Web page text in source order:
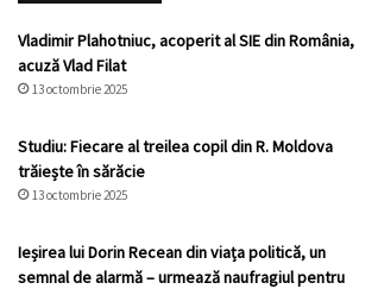
Vladimir Plahotniuc, acoperit al SIE din România,
acuză Vlad Filat
13 octombrie 2025
Studiu: Fiecare al treilea copil din R. Moldova
trăiește în sărăcie
13 octombrie 2025
Ieșirea lui Dorin Recean din viața politică, un
semnal de alarmă – urmează naufragiul pentru